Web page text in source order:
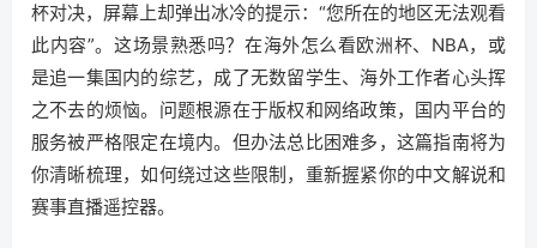
杯对决，屏幕上却弹出冰冷的提示：“您所在的地区无法观看
此内容”。这场景熟悉吗？在海外怎么看欧洲杯、NBA，或
是追一集国内的综艺，成了无数留学生、海外工作者心头挥
之不去的烦恼。问题根源在于版权和网络政策，国内平台的
服务被严格限定在境内。但办法总比困难多，这篇指南将为
你清晰梳理，如何绕过这些限制，重新握紧你的中文解说和
赛事直播遥控器。